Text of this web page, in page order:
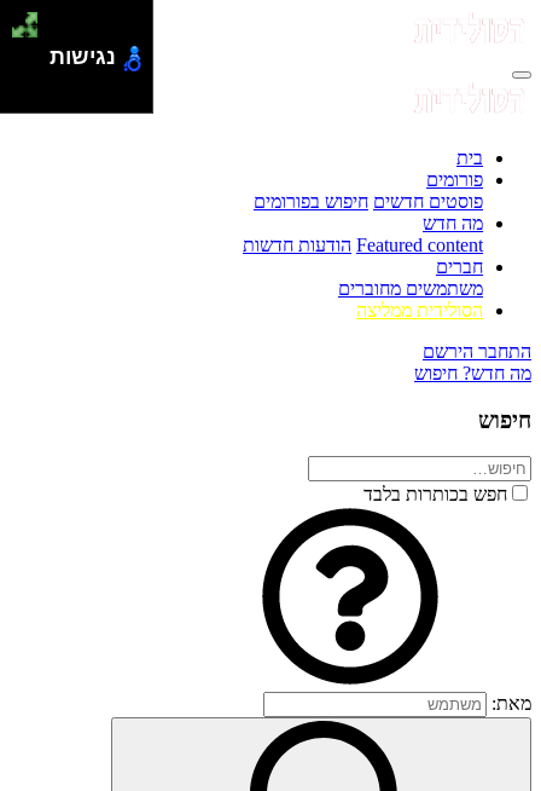
בית
פורומים
פוסטים חדשים חיפוש בפורומים
מה חדש
Featured content הודעות חדשות
חברים
משתמשים מחוברים
הסולידית ממליצה
התחבר הירשם
מה חדש? חיפוש
חיפוש
חפש בכותרות בלבד
מאת:
נגישות